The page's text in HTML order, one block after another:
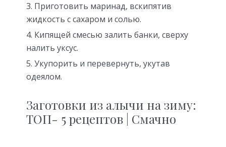
Приготовить маринад, вскипятив
жидкость с сахаром и солью.
Кипящей смесью залить банки, сверху
налить уксус.
Укупорить и перевернуть, укутав
одеялом.
Заготовки из алычи на зиму:
ТОП- 5 рецептов | Смачно